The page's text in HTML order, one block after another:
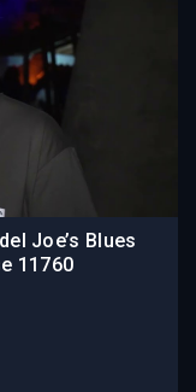
Joe’s Blues
11760